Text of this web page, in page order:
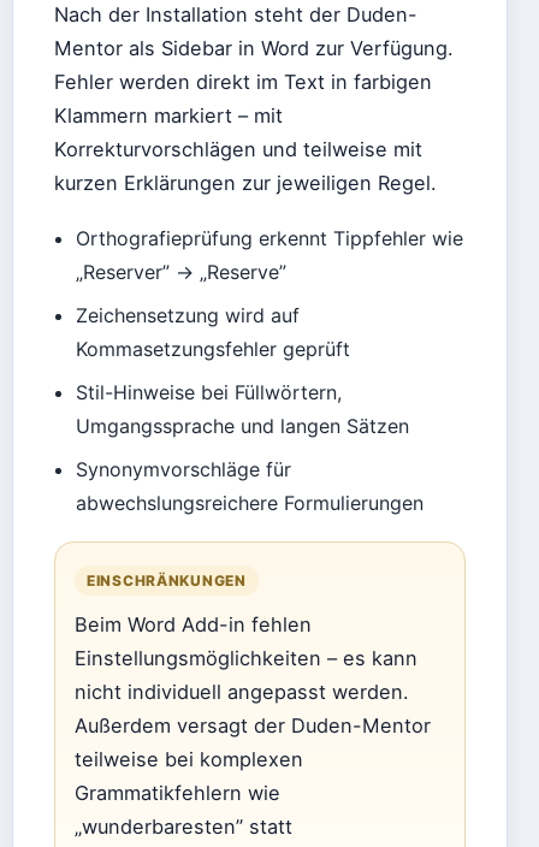
Nach der Installation steht der Duden-
Mentor als Sidebar in Word zur Verfügung.
Fehler werden direkt im Text in farbigen
Klammern markiert – mit
Korrekturvorschlägen und teilweise mit
kurzen Erklärungen zur jeweiligen Regel.
Orthografieprüfung erkennt Tippfehler wie
„Reserver” → „Reserve”
Zeichensetzung wird auf
Kommasetzungsfehler geprüft
Stil-Hinweise bei Füllwörtern,
Umgangssprache und langen Sätzen
Synonymvorschläge für
abwechslungsreichere Formulierungen
EINSCHRÄNKUNGEN
Beim Word Add-in fehlen
Einstellungsmöglichkeiten – es kann
nicht individuell angepasst werden.
Außerdem versagt der Duden-Mentor
teilweise bei komplexen
Grammatikfehlern wie
„wunderbaresten” statt